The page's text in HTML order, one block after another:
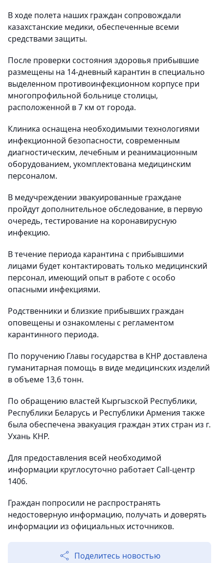
В ходе полета наших граждан сопровождали
казахстанские медики, обеспеченные всеми
средствами защиты.
После проверки состояния здоровья прибывшие
размещены на 14-дневный карантин в специально
выделенном противоинфекционном корпусе при
многопрофильной больнице столицы,
расположенной в 7 км от города.
Клиника оснащена необходимыми технологиями
инфекционной безопасности, современным
диагностическим, лечебным и реанимационным
оборудованием, укомплектована медицинским
персоналом.
В медучреждении эвакуированные граждане
пройдут дополнительное обследование, в первую
очередь, тестирование на коронавирусную
инфекцию.
В течение периода карантина с прибывшими
лицами будет контактировать только медицинский
персонал, имеющий опыт в работе с особо
опасными инфекциями.
Родственники и близкие прибывших граждан
оповещены и ознакомлены с регламентом
карантинного периода.
По поручению Главы государства в КНР доставлена
гуманитарная помощь в виде медицинских изделий
в объеме 13,6 тонн.
По обращению властей Кыргызской Республики,
Республики Беларусь и Республики Армения также
была обеспечена эвакуация граждан этих стран из г.
Ухань КНР.
Для предоставления всей необходимой
информации круглосуточно работает Call-центр
1406.
Граждан попросили не распространять
недостоверную информацию, получать и доверять
информации из официальных источников.
Поделитесь новостью